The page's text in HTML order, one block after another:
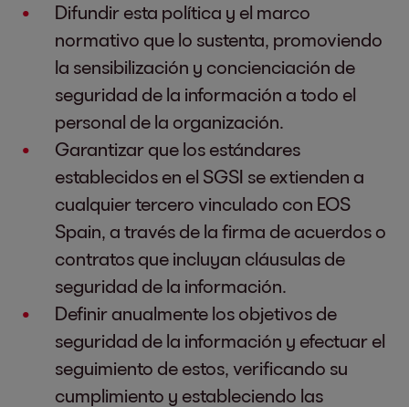
Difundir esta política y el marco
normativo que lo sustenta, promoviendo
la sensibilización y concienciación de
seguridad de la información a todo el
personal de la organización.
Garantizar que los estándares
establecidos en el SGSI se extienden a
cualquier tercero vinculado con EOS
Spain, a través de la firma de acuerdos o
contratos que incluyan cláusulas de
seguridad de la información.
Definir anualmente los objetivos de
seguridad de la información y efectuar el
seguimiento de estos, verificando su
cumplimiento y estableciendo las